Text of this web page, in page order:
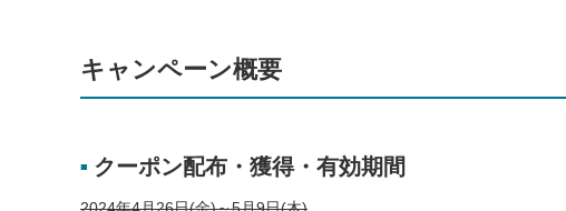
キャンペーン概要
■ クーポン配布・獲得・有効期間
2024年4月26日(金)～5月9日(木)